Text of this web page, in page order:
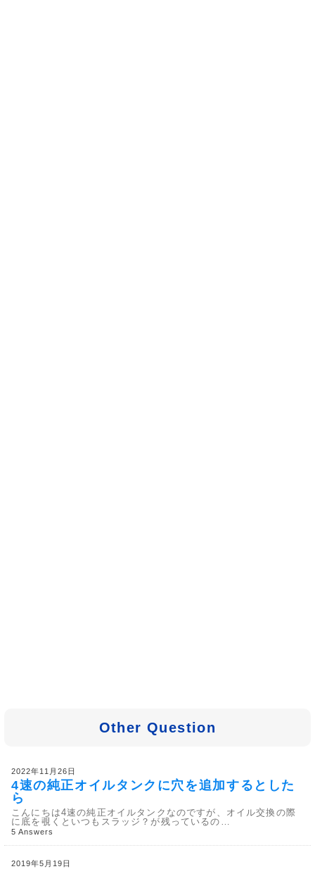
Other Question
2022年11月26日
4速の純正オイルタンクに穴を追加するとした
ら
こんにちは4速の純正オイルタンクなのですが、オイル交換の際
に底を覗くといつもスラッジ？が残っているの…
5 Answers
2019年5月19日